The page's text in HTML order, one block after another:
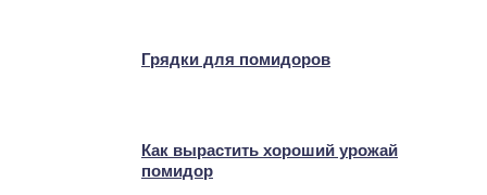
Грядки для помидоров
Как вырастить хороший урожай
помидор